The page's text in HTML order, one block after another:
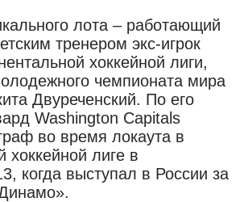
лота – работающий
тренером экс-игрок
хоккейной лиги,
чемпионата мира
Двуреченский. По его
Washington Capitals
во время локаута в
хоккейной лиге в
когда выступал в России за